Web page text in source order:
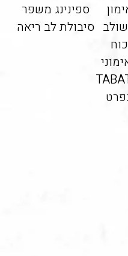
כוח
ספינינג משפר
סיבולת לב ריאה